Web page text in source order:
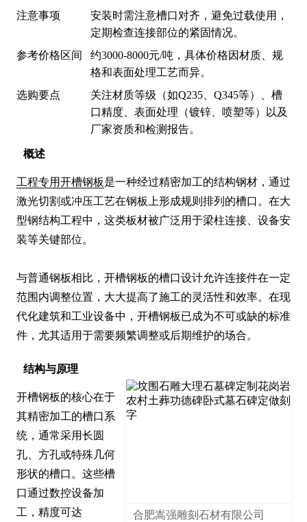
概述
工程专用开槽钢板是一种经过精密加工的结构钢材，通过
激光切割或冲压工艺在钢板上形成规则排列的槽口。在大
型钢结构工程中，这类板材被广泛用于梁柱连接、设备安
装等关键部位。
与普通钢板相比，开槽钢板的槽口设计允许连接件在一定
范围内调整位置，大大提高了施工的灵活性和效率。在现
代化建筑和工业设备中，开槽钢板已成为不可或缺的标准
件，尤其适用于需要频繁调整或后期维护的场合。
结构与原理
合肥嵩强雕刻石材有限公司
开槽钢板的核心在于
其精密加工的槽口系
统，通常采用长圆
孔、方孔或特殊几何
形状的槽口。这些槽
口通过数控设备加
工，精度可达
注意事项
安装时需注意槽口对齐，避免过载使用，
定期检查连接部位的紧固情况。
参考价格区间
约3000-8000元/吨，具体价格因材质、规
格和表面处理工艺而异。
选购要点
关注材质等级（如Q235、Q345等）、槽
口精度、表面处理（镀锌、喷塑等）以及
厂家资质和检测报告。